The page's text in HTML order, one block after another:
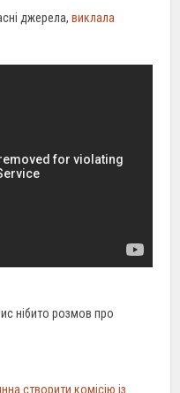
джерела,виклала
нібито розмов про
створити комісію із